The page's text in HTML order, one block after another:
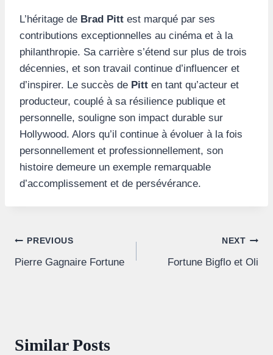
L’héritage de Brad Pitt est marqué par ses
contributions exceptionnelles au cinéma et à la
philanthropie. Sa carrière s’étend sur plus de trois
décennies, et son travail continue d’influencer et
d’inspirer. Le succès de Pitt en tant qu’acteur et
producteur, couplé à sa résilience publique et
personnelle, souligne son impact durable sur
Hollywood. Alors qu’il continue à évoluer à la fois
personnellement et professionnellement, son
histoire demeure un exemple remarquable
d’accomplissement et de persévérance.
Post
navigation
PREVIOUS
Pierre Gagnaire Fortune
NEXT
Fortune Bigflo et Oli
Similar Posts